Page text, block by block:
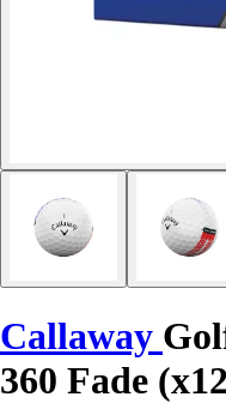
Callaway
360 Fade